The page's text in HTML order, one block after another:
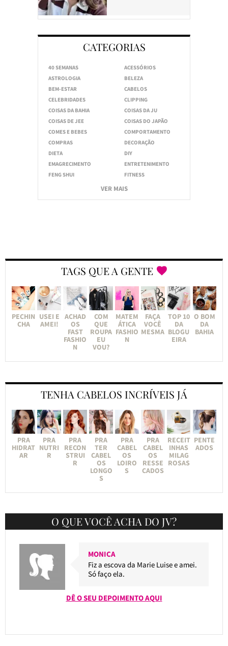
CATEGORIAS
40 SEMANAS
ACESSÓRIOS
ASTROLOGIA
BELEZA
BEM-ESTAR
CABELOS
CELEBRIDADES
CLIPPING
COISAS DA BAHIA
COISAS DA JU
COISAS DE JEE
COISAS DO JAPÃO
COMES E BEBES
COMPORTAMENTO
COMPRAS
DECORAÇÃO
DIETA
DIY
EMAGRECIMENTO
ENTRETENIMENTO
FENG SHUI
FITNESS
VER MAIS
TAGS QUE A GENTE
PECHIN
CHA
USEI E
AMEI!
ACHAD
OS
FAST
FASHIO
N
COM
QUE
ROUPA
EU
VOU?
MATEM
ÁTICA
FASHIO
N
FAÇA
VOCÊ
MESMA
TOP 10
DA
BLOGU
EIRA
O BOM
DA
BAHIA
TENHA CABELOS INCRÍVEIS JÁ
PRA
HIDRAT
AR
PRA
NUTRI
R
PRA
RECON
STRUI
R
PRA
TER
CABEL
OS
LONGO
S
PRA
CABEL
OS
LOIRO
S
PRA
CABEL
OS
RESSE
CADOS
RECEIT
INHAS
MILAG
ROSAS
PENTE
ADOS
O QUE VOCÊ ACHA DO JV?
MONICA
Fiz a escova da Marie Luise e amei.
Só faço ela.
DÊ O SEU DEPOIMENTO AQUI